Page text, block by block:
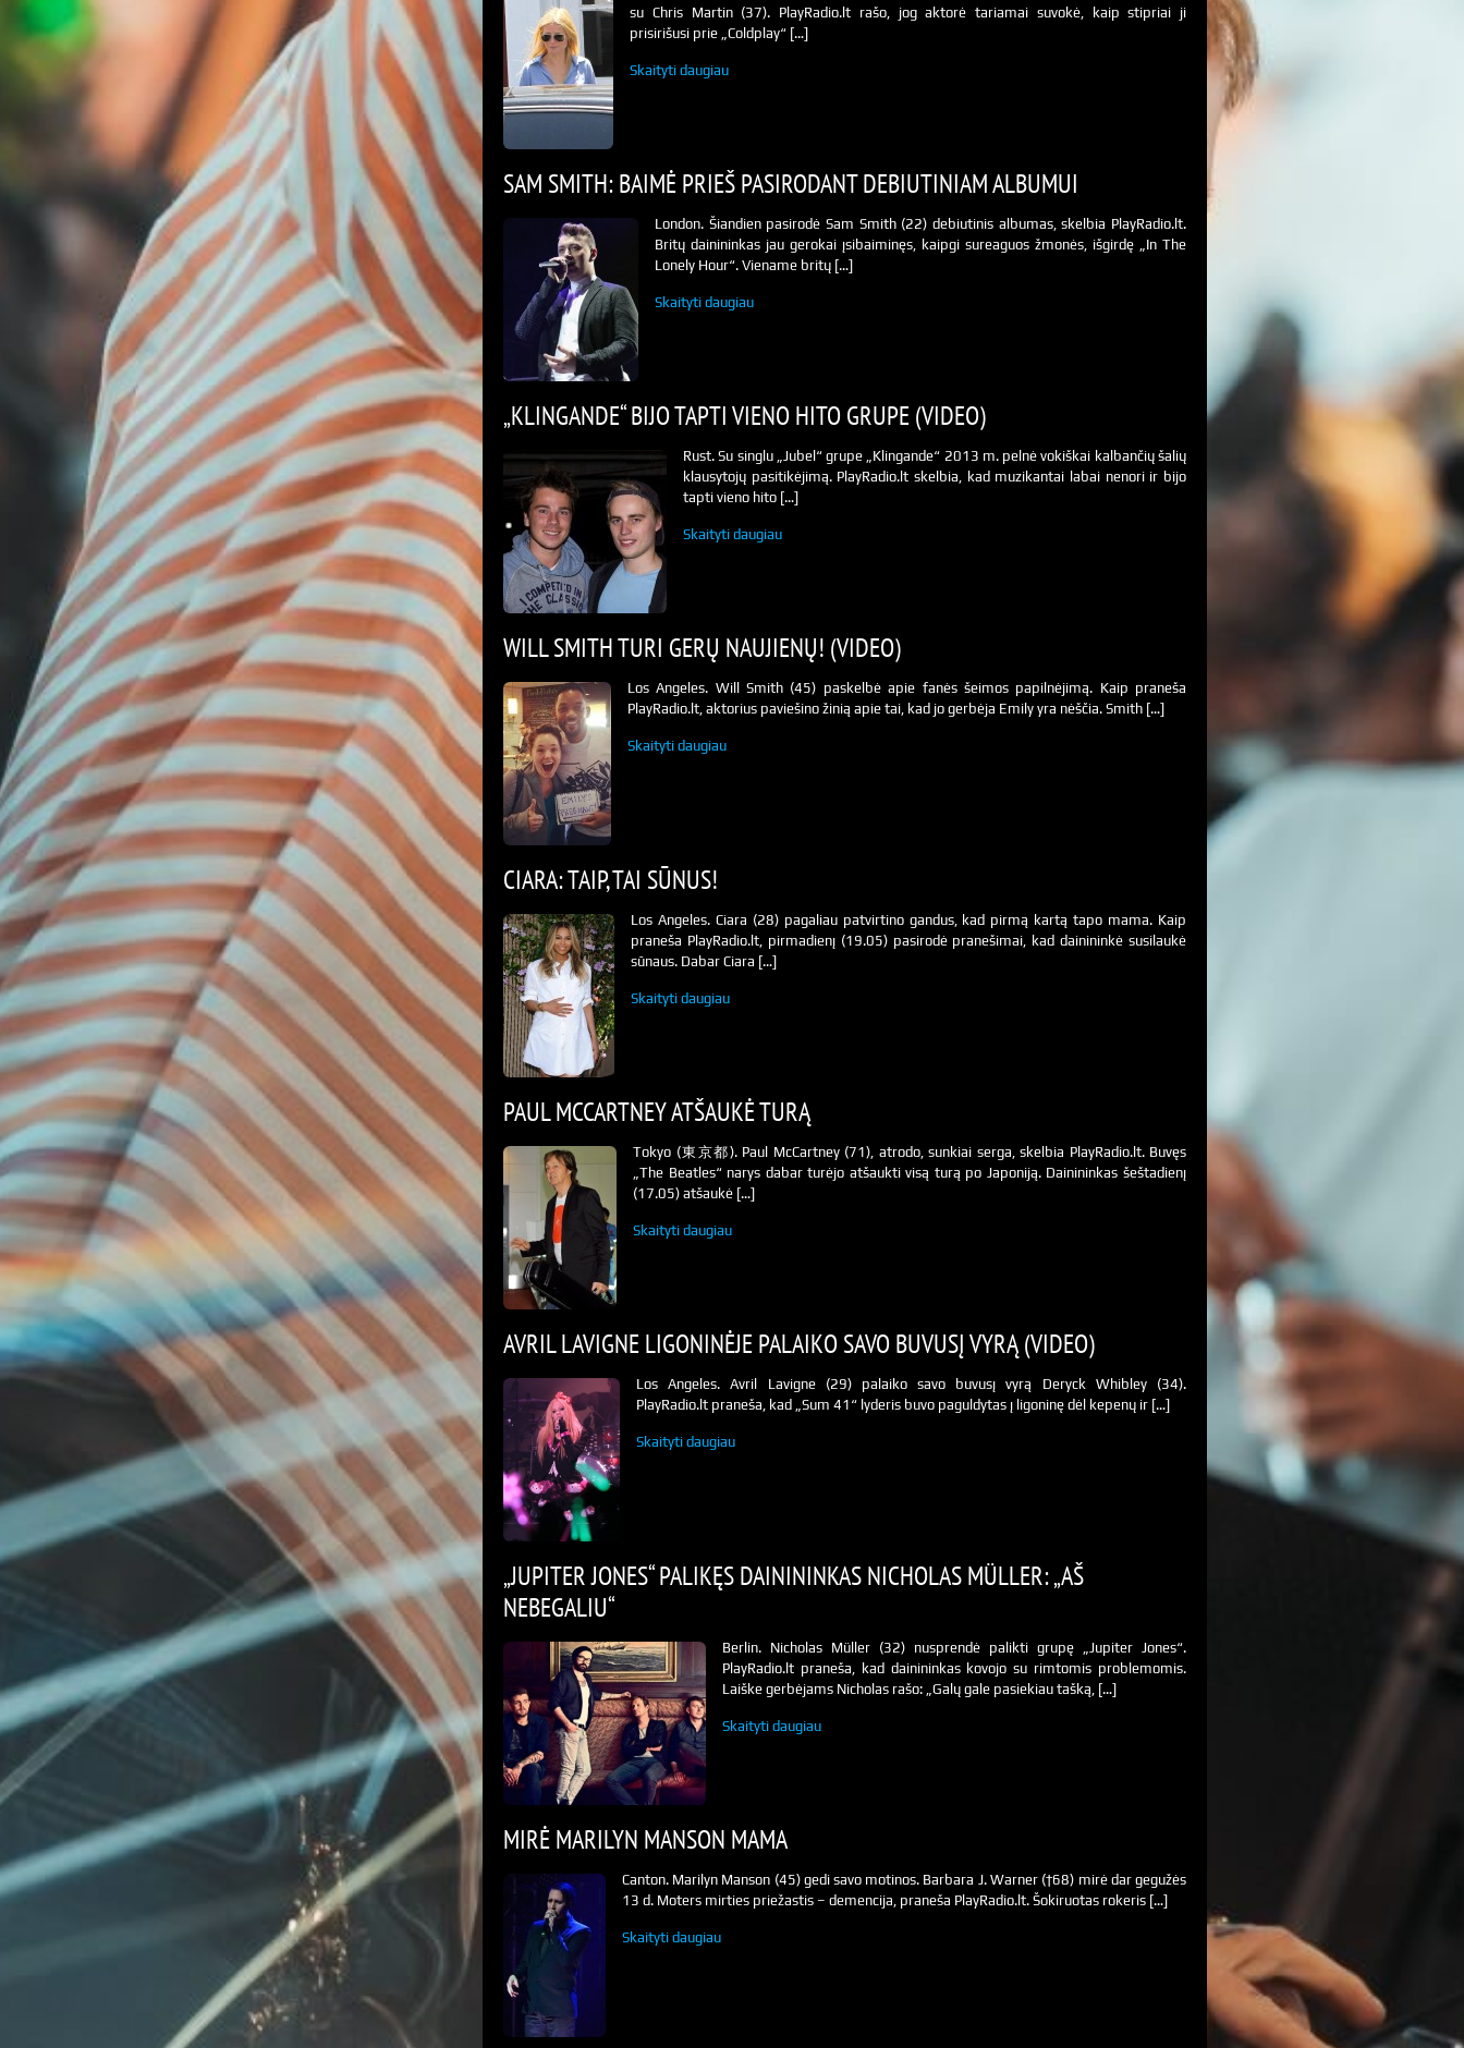
su Chris Martin (37). PlayRadio.lt rašo, jog aktorė tariamai suvokė, kaip stipriai ji
prisirišusi prie „Coldplay“ […]
Skaityti daugiau
SAM SMITH: BAIMĖ PRIEŠ PASIRODANT DEBIUTINIAM ALBUMUI
London. Šiandien pasirodė Sam Smith (22) debiutinis albumas, skelbia PlayRadio.lt.
Britų dainininkas jau gerokai įsibaiminęs, kaipgi sureaguos žmonės, išgirdę „In The
Lonely Hour“. Viename britų […]
Skaityti daugiau
„KLINGANDE“ BIJO TAPTI VIENO HITO GRUPE (VIDEO)
Rust. Su singlu „Jubel“ grupe „Klingande“ 2013 m. pelnė vokiškai kalbančių šalių
klausytojų pasitikėjimą. PlayRadio.lt skelbia, kad muzikantai labai nenori ir bijo
tapti vieno hito […]
Skaityti daugiau
WILL SMITH TURI GERŲ NAUJIENŲ! (VIDEO)
Los Angeles. Will Smith (45) paskelbė apie fanės šeimos papilnėjimą. Kaip praneša
PlayRadio.lt, aktorius paviešino žinią apie tai, kad jo gerbėja Emily yra nėščia. Smith […]
Skaityti daugiau
CIARA: TAIP, TAI SŪNUS!
Los Angeles. Ciara (28) pagaliau patvirtino gandus, kad pirmą kartą tapo mama. Kaip
praneša PlayRadio.lt, pirmadienį (19.05) pasirodė pranešimai, kad dainininkė susilaukė
sūnaus. Dabar Ciara […]
Skaityti daugiau
PAUL MCCARTNEY ATŠAUKĖ TURĄ
Tokyo (東京都). Paul McCartney (71), atrodo, sunkiai serga, skelbia PlayRadio.lt. Buvęs
„The Beatles“ narys dabar turėjo atšaukti visą turą po Japoniją. Dainininkas šeštadienį
(17.05) atšaukė […]
Skaityti daugiau
AVRIL LAVIGNE LIGONINĖJE PALAIKO SAVO BUVUSĮ VYRĄ (VIDEO)
Los Angeles. Avril Lavigne (29) palaiko savo buvusį vyrą Deryck Whibley (34).
PlayRadio.lt praneša, kad „Sum 41“ lyderis buvo paguldytas į ligoninę dėl kepenų ir […]
Skaityti daugiau
„JUPITER JONES“ PALIKĘS DAINININKAS NICHOLAS MÜLLER: „AŠ
NEBEGALIU“
Berlin. Nicholas Müller (32) nusprendė palikti grupę „Jupiter Jones“.
PlayRadio.lt praneša, kad dainininkas kovojo su rimtomis problemomis.
Laiške gerbėjams Nicholas rašo: „Galų gale pasiekiau tašką, […]
Skaityti daugiau
MIRĖ MARILYN MANSON MAMA
Canton. Marilyn Manson (45) gedi savo motinos. Barbara J. Warner (†68) mirė dar gegužės
13 d. Moters mirties priežastis – demencija, praneša PlayRadio.lt. Šokiruotas rokeris […]
Skaityti daugiau